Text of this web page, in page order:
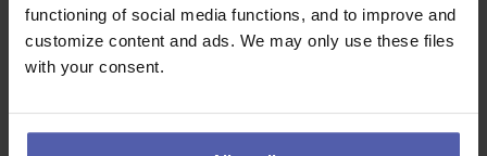
functioning of social media functions, and to improve and
customize content and ads. We may only use these files
with your consent.
Co dostanete na oplátku:
- 5 týdnů dovolené